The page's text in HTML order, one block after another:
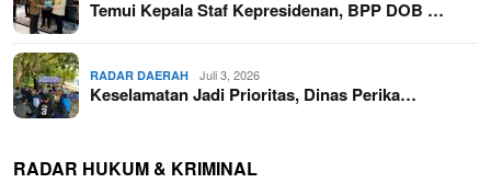
Temui Kepala Staf Kepresidenan, BPP DOB …
RADAR DAERAH Juli 3, 2026
Keselamatan Jadi Prioritas, Dinas Perika…
RADAR HUKUM & KRIMINAL